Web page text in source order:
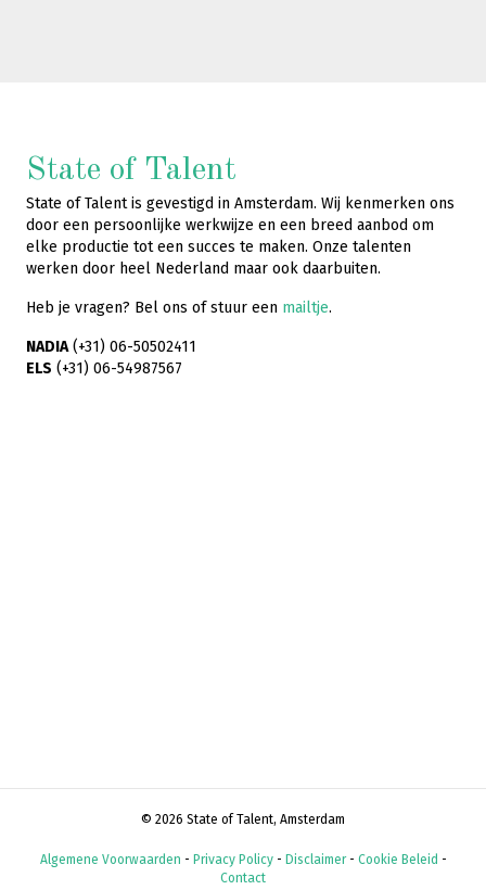
State of Talent
State of Talent is gevestigd in Amsterdam. Wij kenmerken ons
door een persoonlijke werkwijze en een breed aanbod om
elke productie tot een succes te maken. Onze talenten
werken door heel Nederland maar ook daarbuiten.
Heb je vragen? Bel ons of stuur een mailtje.
NADIA(+31) 06-50502411
ELS (+31) 06-54987567
© 2026 State of Talent, Amsterdam
Algemene Voorwaarden - Privacy Policy- Disclaimer- Cookie Beleid -
Contact